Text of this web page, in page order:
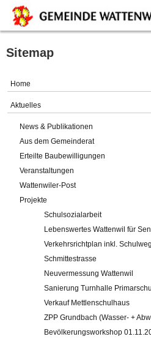
Home
Gemeinde
Verwaltung
Online-Service
Impressum
Sitemap
Home
Aktuelles
News & Publikationen
Aus dem Gemeinderat
Erteilte Baubewilligungen
Veranstaltungen
Wattenwiler-Post
Projekte
Schulsozialarbeit
Lebenswertes Wattenwil für
Verkehrsrichtplan inkl.
Schmittestrasse
Neuvermessung Wattenwil
Sanierung Turnhalle
Verkauf Mettlenschulhaus
ZPP Grundbach (Wasser- +
Bevölkerungsworkshop